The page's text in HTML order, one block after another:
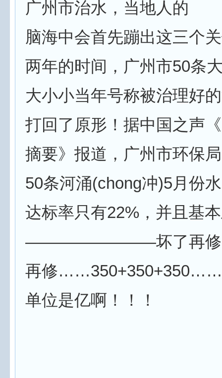
广州市治水，当地人的
脑海中会首先蹦出这三个
两年的时间，广州市50条
大小小当年号称被治理好
打回了原形！据中国之声
摘要》报道，广州市环保
50条河涌(chong冲)5月份
达标率只有22%，并且基
————————坏了再修，
再修……350+350+350……
单位是亿啊！！！